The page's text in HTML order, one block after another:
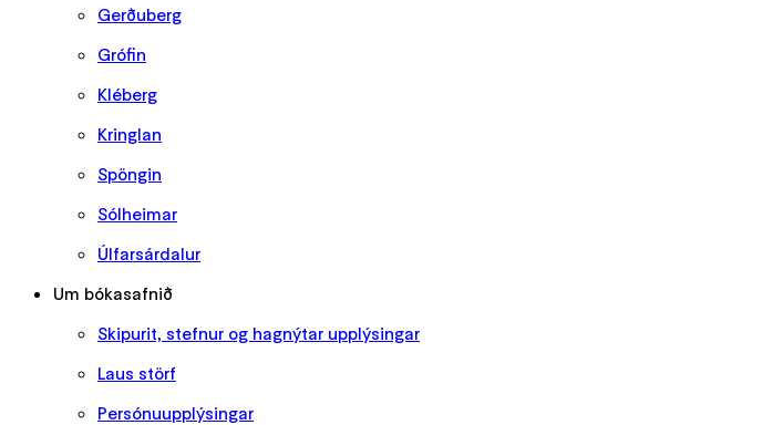
Gerðuberg
Grófin
Kléberg
Kringlan
Spöngin
Sólheimar
Úlfarsárdalur
Um bókasafnið
Skipurit, stefnur og hagnýtar upplýsingar
Laus störf
Persónuupplýsingar